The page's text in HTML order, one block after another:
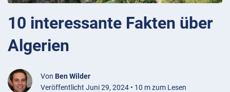
10 interessante Fakten über
Algerien
Von Ben Wilder
Veröffentlicht Juni 29, 2024 • 10 m zum Lesen